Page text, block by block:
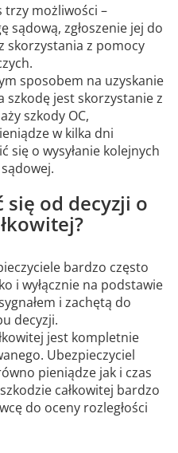
trzy możliwości –
sądową, zgłoszenie jej do
skorzystania z pomocy
sposobem na uzyskanie
szkodę jest skorzystanie z
szkody OC,
w kilka dni
się o wysyłanie kolejnych
się od decyzji o
bardzo często
i wyłącznie na podstawie
i zachętą do
decyzji.
jest kompletnie
Ubezpieczyciel
pieniądze jak i czas
całkowitej bardzo
do oceny rozległości